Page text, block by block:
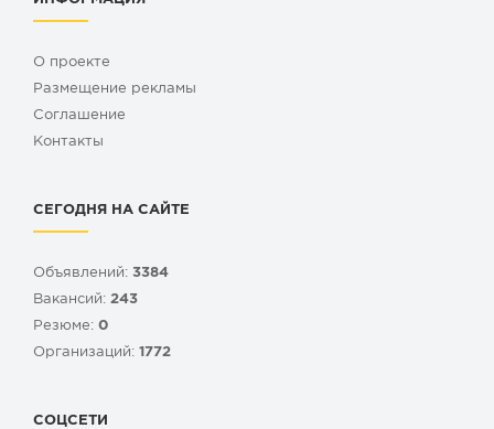
О проекте
Размещение рекламы
Cоглашение
Контакты
СЕГОДНЯ НА САЙТЕ
Объявлений: 3384
Вакансий: 243
Резюме: 0
Организаций: 1772
СОЦСЕТИ